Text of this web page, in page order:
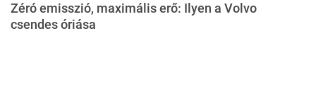
Zéró emisszió, maximális erő: Ilyen a Volvo
csendes óriása